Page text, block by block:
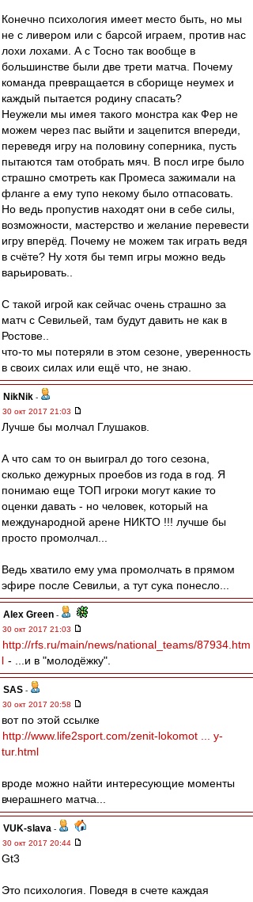
Конечно психология имеет место быть, но мы
не с ливером или с барсой играем, против нас
лохи лохами. А с Тосно так вообще в
большинстве были две трети матча. Почему
команда превращается в сборище неумех и
каждый пытается родину спасать?
Неужели мы имея такого монстра как Фер не
можем через пас выйти и зацепится впереди,
переведя игру на половину соперника, пусть
пытаются там отобрать мяч. В посл игре было
страшно смотреть как Промеса зажимали на
фланге а ему тупо некому было отпасовать.
Но ведь пропустив находят они в себе силы,
возможности, мастерство и желание перевести
игру вперёд. Почему не можем так играть ведя
в счёте? Ну хотя бы темп игры можно ведь
варьировать..
С такой игрой как сейчас очень страшно за
матч с Севильей, там будут давить не как в
Ростове..
что-то мы потеряли в этом сезоне, уверенность
в своих силах или ещё что, не знаю.
NikNik -
30 окт 2017 21:03
Лучше бы молчал Глушаков.
А что сам то он выиграл до того сезона,
сколько дежурных проебов из года в год. Я
понимаю еще ТОП игроки могут какие то
оценки давать - но человек, который на
международной арене НИКТО !!! лучше бы
просто промолчал...
Ведь хватило ему ума промолчать в прямом
эфире после Севильи, а тут сука понесло...
Alex Green -
30 окт 2017 21:03
http://rfs.ru/main/news/national_teams/87934.htm
l - ...и в "молодёжку".
SAS -
30 окт 2017 20:58
вот по этой ссылке
http://www.life2sport.com/zenit-lokomot ... y-
tur.html
вроде можно найти интересующие моменты
вчерашнего матча...
VUK-slava -
30 окт 2017 20:44
Gt3
Это психология. Поведя в счете каждая